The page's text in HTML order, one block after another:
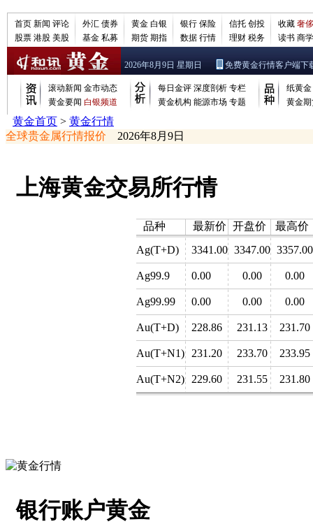
首页 新闻 评论
股票 港股 美股
外汇 债券
基金 私募
黄金 白银
期货 期指
银行 保险
数据 行情
信托 创投
理财 税务
收藏 奢
读书 商
2026年8月9日 星期日 免费黄金行情客户端下
滚动新闻 金市动态
黄金要闻 白银频道
每日金评 深度剖析 专栏
黄金机构 能源市场 专题
纸黄金
黄金
黄金首页 > 黄金行情
全球贵金属行情报价
2026年8月9日
上海黄金交易所行情
品种 最新价 开盘价
最高价
Ag(T+D)
3341.00 3347.00 3357.00
Ag99.9 0.00 0.00 0.00
Ag99.99 0.00 0.00 0.00
Au(T+D) 228.86 231.13 231.70
Au(T+N1) 231.20 233.70 233.95
Au(T+N2) 229.60 231.55 231.80
银行账户黄金